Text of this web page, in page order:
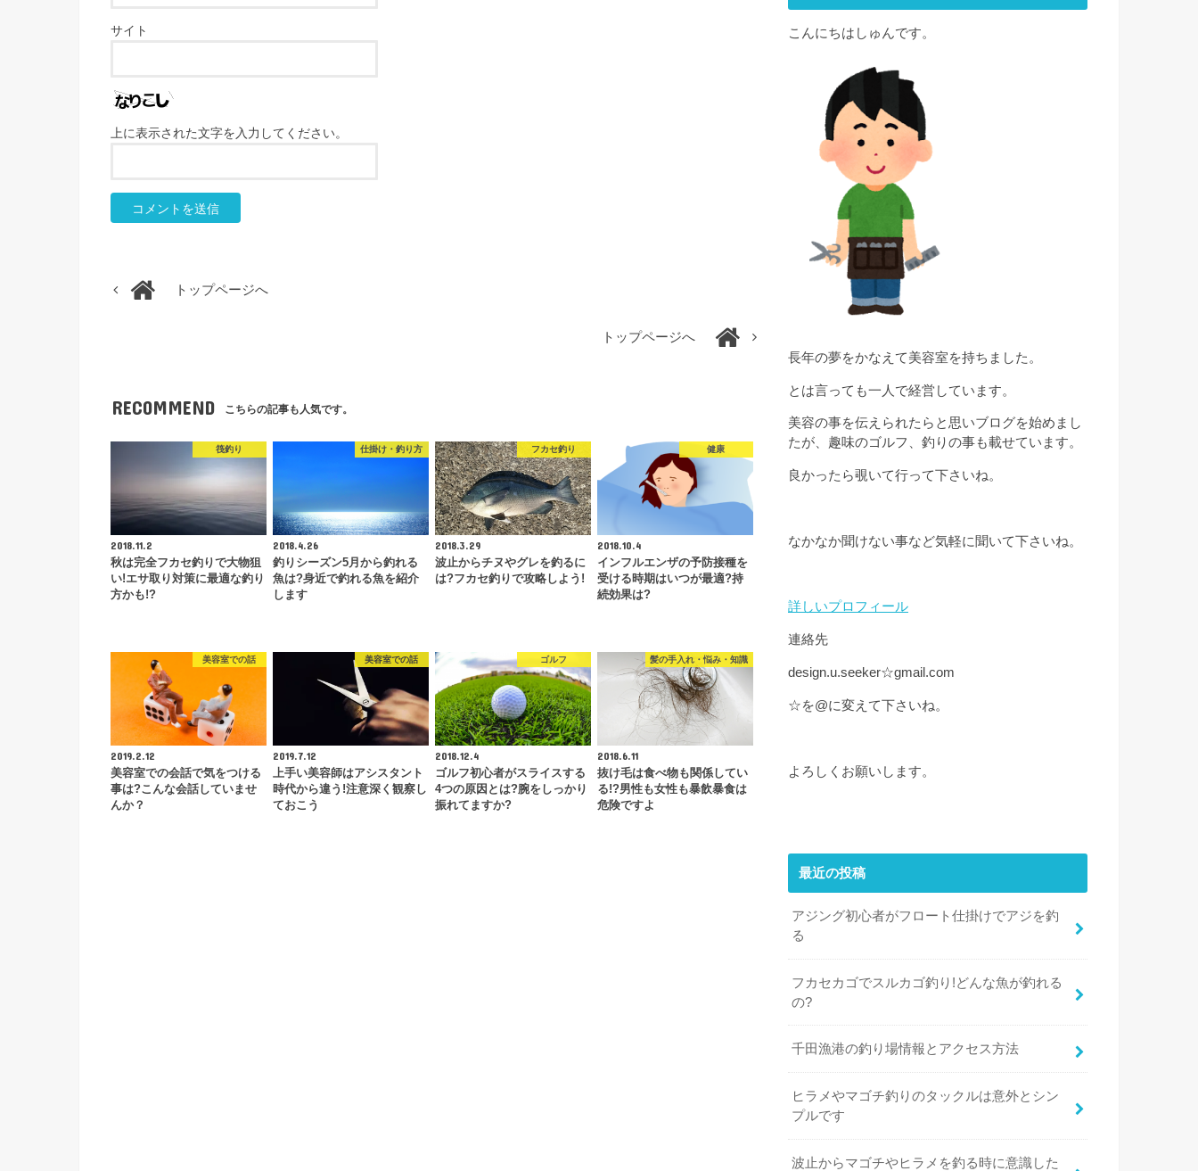
サイト
上に表示された文字を入力してください。
トップページへ
トップページへ
RECOMMEND こちらの記事も人気です。
筏釣り
2018.11.2
秋は完全フカセ釣りで大物狙
い!エサ取り対策に最適な釣り
方かも!?
仕掛け・釣り方
2018.4.26
釣りシーズン5月から釣れる
魚は?身近で釣れる魚を紹介
します
フカセ釣り
2018.3.29
波止からチヌやグレを釣るに
は?フカセ釣りで攻略しよう!
健康
2018.10.4
インフルエンザの予防接種を
受ける時期はいつが最適?持
続効果は?
美容室での話
2019.2.12
美容室での会話で気をつける
事は?こんな会話していませ
んか？
美容室での話
2019.7.12
上手い美容師はアシスタント
時代から違う!注意深く観察し
ておこう
ゴルフ
2018.12.4
ゴルフ初心者がスライスする
4つの原因とは?腕をしっかり
振れてますか?
髪の手入れ・悩み・知識
2018.6.11
抜け毛は食べ物も関係してい
る!?男性も女性も暴飲暴食は
危険ですよ
こんにちはしゅんです。
長年の夢をかなえて美容室を持ちました。
とは言っても一人で経営しています。
美容の事を伝えられたらと思いブログを始めまし
たが、趣味のゴルフ、釣りの事も載せています。
良かったら覗いて行って下さいね。
なかなか聞けない事など気軽に聞いて下さいね。
詳しいプロフィール
連絡先
design.u.seeker☆gmail.com
☆を@に変えて下さいね。
よろしくお願いします。
最近の投稿
アジング初心者がフロート仕掛けでアジを釣
る
フカセカゴでスルカゴ釣り!どんな魚が釣れる
の?
千田漁港の釣り場情報とアクセス方法
ヒラメやマゴチ釣りのタックルは意外とシン
プルです
波止からマゴチやヒラメを釣る時に意識した